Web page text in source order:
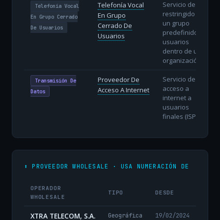
Telefonía Vocal
En Grupo Cerrado
De Usuarios
Telefonía Vocal
En Grupo
Cerrado De
Usuarios
Servicio de voz
restringido a
un grupo
predefinido de
usuarios
dentro de una
organización.
Transmisión De
Datos
Proveedor De
Acceso A Internet
Servicio de
acceso a
internet a
usuarios
finales (ISP).
⬆️ PROVEEDOR WHOLESALE · USA NUMERACIÓN DE
OPERADOR
WHOLESALE
TIPO DESDE
XTRA TELECOM, S.A. Geográfica 19/02/2024